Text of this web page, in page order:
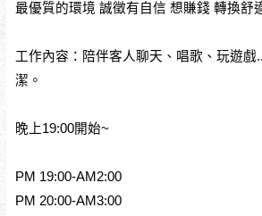
最優質的環境 誠徵有自信 想賺錢 轉換舒
工作內容：陪伴客人聊天、唱歌、玩遊戲
潔。
晚上19:00開始~
PM 19:00-AM2:00
PM 20:00-AM3:00